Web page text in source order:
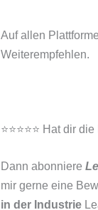
Auf allen
Weiterempfehlen.
⭐⭐⭐⭐⭐ Hat dir
Dann abonniere
mir gerne eine
in der Industrie